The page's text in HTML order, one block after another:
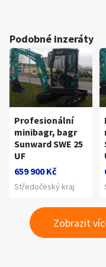
Podobné inzeráty
Profesionální
minibagr, bagr
Sunward SWE 25
UF
659 900 Kč
Středočeský kraj
Zobrazit